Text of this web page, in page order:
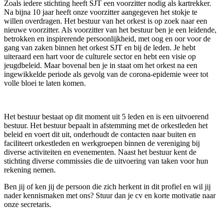
Zoals iedere stichting heeft SJT een voorzitter nodig als kartrekker.
Na bijna 10 jaar heeft onze voorzitter aangegeven het stokje te
willen overdragen. Het bestuur van het orkest is op zoek naar een
nieuwe voorzitter. Als voorzitter van het bestuur ben je een leidende,
betrokken en inspirerende persoonlijkheid, met oog en oor voor de
gang van zaken binnen het orkest SJT en bij de leden. Je hebt
uiteraard een hart voor de culturele sector en hebt een visie op
jeugdbeleid. Maar bovenal ben je in staat om het orkest na een
ingewikkelde periode als gevolg van de corona-epidemie weer tot
volle bloei te laten komen.
Het bestuur bestaat op dit moment uit 5 leden en is een uitvoerend
bestuur. Het bestuur bepaalt in afstemming met de orkestleden het
beleid en voert dit uit, onderhoudt de contacten naar buiten en
faciliteert orkestleden en werkgroepen binnen de vereniging bij
diverse activiteiten en evenementen. Naast het bestuur kent de
stichting diverse commissies die de uitvoering van taken voor hun
rekening nemen.
Ben jij of ken jij de persoon die zich herkent in dit profiel en wil jij
nader kennismaken met ons? Stuur dan je cv en korte motivatie naar
onze secretaris.